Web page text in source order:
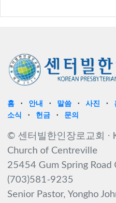
홈 ⋅ 안내 ⋅ 말씀 ⋅ 사진 ⋅
소식
⋅ 헌금 ⋅ 문의
© 센터빌한인장로교회 ⋅
Church of Centreville
25454 Gum Spring Road
(703)581-9235
Senior Pastor, Yongho